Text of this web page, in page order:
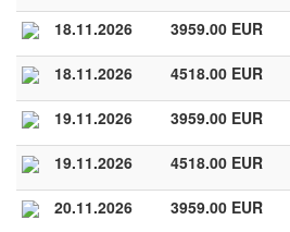
18.11.2026 3959.00 EUR
18.11.2026 4518.00 EUR
19.11.2026 3959.00 EUR
19.11.2026 4518.00 EUR
20.11.2026 3959.00 EUR